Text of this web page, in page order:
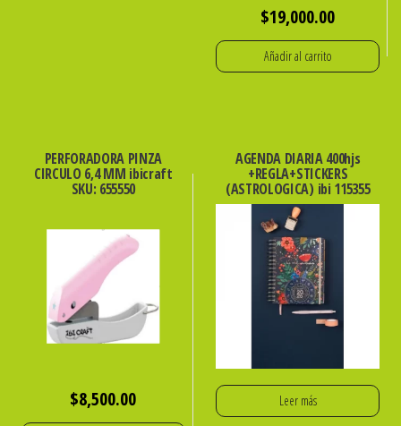
$19,000.00
Añadir al carrito
PERFORADORA PINZA
CIRCULO 6,4 MM ibicraft
SKU: 655550
$8,500.00
AGENDA DIARIA 400hjs
+REGLA+STICKERS
(ASTROLOGICA) ibi 115355
Leer más